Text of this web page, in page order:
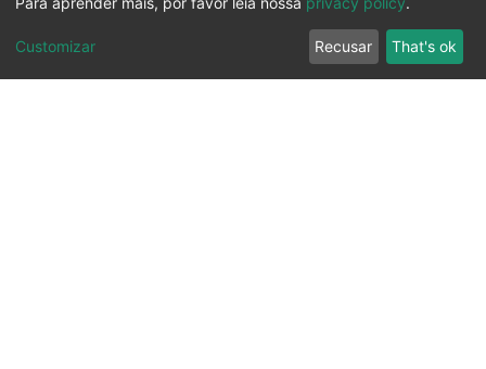
Customizar Recusar That's ok